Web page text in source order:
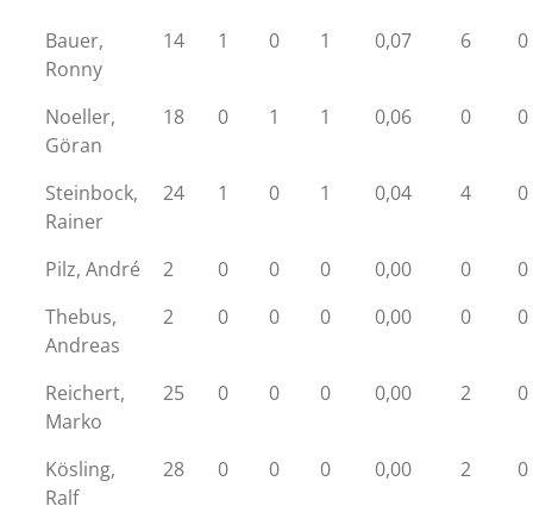
Bauer,
Ronny
14 1 0 1 0,07 6 0
Noeller,
Göran
18 0 1 1 0,06 0 0
Steinbock,
Rainer
24 1 0 1 0,04 4 0
Pilz, André 2 0 0 0 0,00 0
0
Thebus,
Andreas
2 0 0 0 0,00 0 0
Reichert,
Marko
25 0 0 0 0,00 2 0
Kösling,
Ralf
28 0 0 0 0,00 2 0